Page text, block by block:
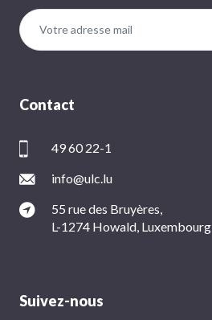
Contact
49 60 22-1
info@ulc.lu
55 rue des Bruyères,
L-1274 Howald, Luxembourg
Suivez-nous